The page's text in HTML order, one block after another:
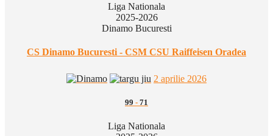
Liga Nationala
2025-2026
Dinamo Bucuresti
CS Dinamo Bucuresti - CSM CSU Raiffeisen Oradea
2 aprilie 2026
99 - 71
Liga Nationala